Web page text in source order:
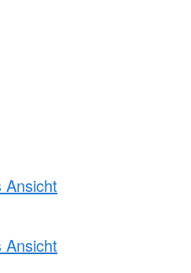
Ansicht
Ansicht